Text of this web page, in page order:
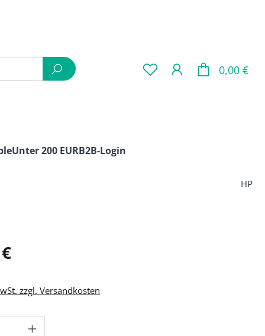
0,00 €
Unter 200 EURB2B-Login
HP
zzgl. Versandkosten
Anzahl: Gib den gewünschten Wert